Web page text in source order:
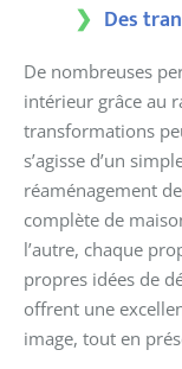
Des
De nombreuses
intérieur grâce au
transformations
s’agisse d’un
réaménagement
complète de
l’autre, chaque
propres idées de
offrent une
image, tout en